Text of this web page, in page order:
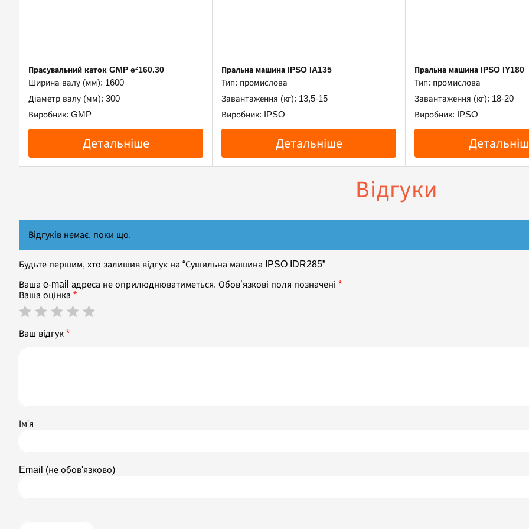
Прасувальний каток GMP e²160.30
Ширина валу (мм): 1600
Діаметр валу (мм): 300
Виробник: GMP
Детальніше
Пральна машина IPSO IA135
Тип: промислова
Завантаження (кг): 13,5-15
Виробник: IPSO
Детальніше
Пральна машина IPSO IY180
Тип: промислова
Завантаження (кг): 18-20
Виробник: IPSO
Відгуки
Відгуків немає, поки що.
Будьте першим, хто залишив відгук на “Сушильна машина IPSO IDR285”
Ваша e-mail адреса не оприлюднюватиметься. Обов’язкові поля позначені *
Ваша оцінка *
Ваш відгук *
Ім'я
Email (не обов'язково)